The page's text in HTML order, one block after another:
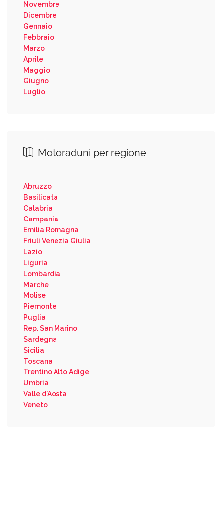
Novembre
Dicembre
Gennaio
Febbraio
Marzo
Aprile
Maggio
Giugno
Luglio
Motoraduni per regione
Abruzzo
Basilicata
Calabria
Campania
Emilia Romagna
Friuli Venezia Giulia
Lazio
Liguria
Lombardia
Marche
Molise
Piemonte
Puglia
Rep. San Marino
Sardegna
Sicilia
Toscana
Trentino Alto Adige
Umbria
Valle d'Aosta
Veneto